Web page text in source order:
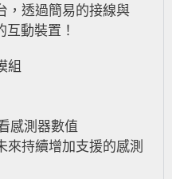
，透過簡易的接線與
動裝置！
組
感測器數值
來持續增加支援的感測